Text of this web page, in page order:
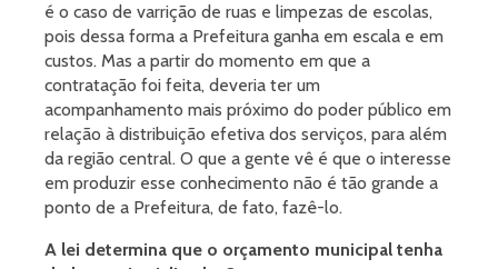
é o caso de varrição de ruas e limpezas de escolas,
pois dessa forma a Prefeitura ganha em escala e em
custos. Mas a partir do momento em que a
contratação foi feita, deveria ter um
acompanhamento mais próximo do poder público em
relação à distribuição efetiva dos serviços, para além
da região central. O que a gente vê é que o interesse
em produzir esse conhecimento não é tão grande a
ponto de a Prefeitura, de fato, fazê-lo.
A lei determina que o orçamento municipal tenha